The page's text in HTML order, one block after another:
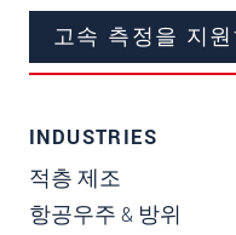
고속 측정을 지
INDUSTRIES
적층 제조
항공우주 & 방위